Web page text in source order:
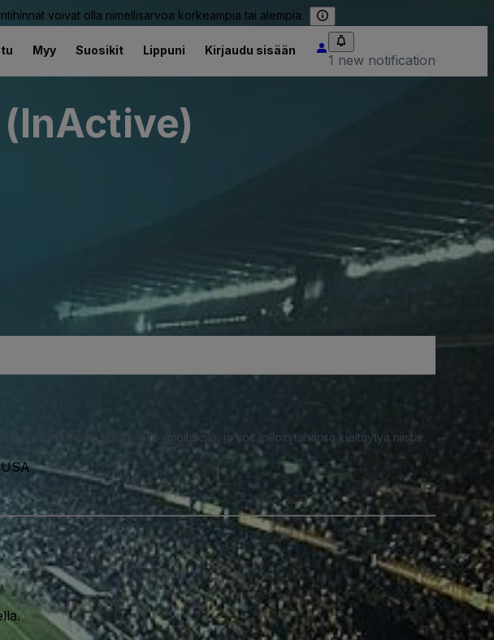
voivat olla nimellisarvoa korkeampia tai alempia.
Myy Suosikit Lippuni Kirjaudu sisään
1 new notification
Saatat saada meiltä tekstiviesti-ilmoituksia, ja voit milloin tahansa kieltäytyä niistä.